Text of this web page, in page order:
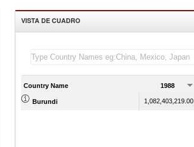
VISTA DE CUADRO
Country Name 1988
Burundi 1,082,403,219.00